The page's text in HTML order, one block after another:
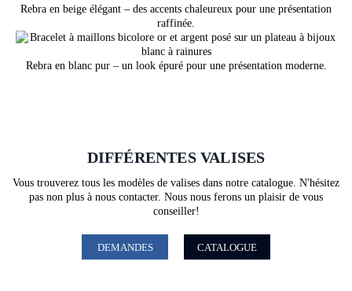
Rebra en beige élégant – des accents chaleureux pour une présentation
raffinée.
Rebra en blanc pur – un look épuré pour une présentation moderne.
DIFFÉRENTES VALISES
Vous trouverez tous les modèles de valises dans notre catalogue. N'hésitez
pas non plus à nous contacter. Nous nous ferons un plaisir de vous
conseiller!
DEMANDES CATALOGUE